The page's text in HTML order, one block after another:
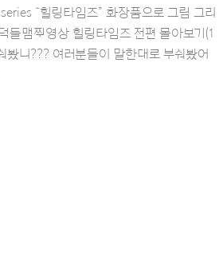
“힐링타임즈” 화장품으로 그림 그리
들맴찢영상 힐링타임즈 전편 몰아보기(1
봤니??? 여러분들이 말한대로 부숴봤어